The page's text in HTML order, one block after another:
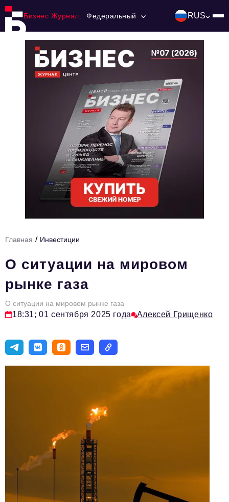
Бизнес Журнал: Федеральный RUS
Ниши и рынки
Технологии и тренды
HR
Персона номера
Юридический практикум
Туризм
Телефон редакции:+7 495 727-01-67
Электронные почты редакции:
Информационный отдел
Главная / Инвестиции
О ситуации на мировом
рынке газа
О ситуации на мировом рынке газа
18:31; 01 сентября 2025 года Алексей Грищенко